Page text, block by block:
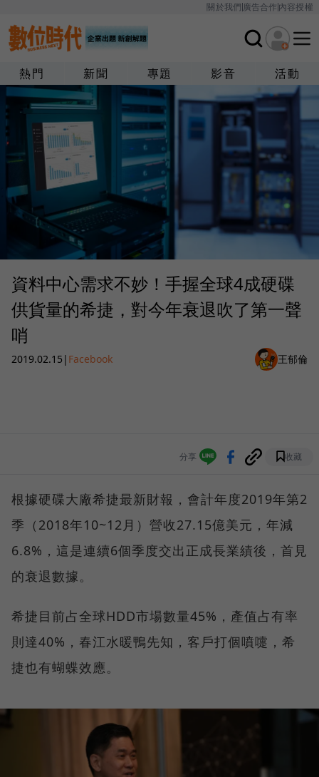
關於我們廣告合作內容授權
熱門 新聞 專題 影音 活動
資料中心需求不妙！手握全球4成硬碟
供貨量的希捷，對今年衰退吹了第一聲
哨
2019.02.15 | Facebook 王郁倫
分享 收藏
根據硬碟大廠希捷最新財報，會計年度2019年第2
季（2018年10~12月）營收27.15億美元，年減
6.8%，這是連續6個季度交出正成長業績後，首見
的衰退數據。
希捷目前占全球HDD市場數量45%，產值占有率
則達40%，春江水暖鴨先知，客戶打個噴嚏，希
捷也有蝴蝶效應。